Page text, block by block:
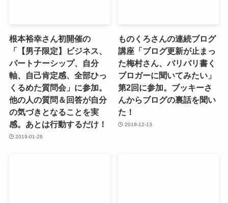
根本裕幸さん初開催の
「【男子限定】ビジネス、
パートナーシップ、自分
軸、自己肯定感、全部ひっ
くるめた質問会」に参加。
他の人の質問＆回答が自分
の気づきとなることを実
感。あとは行動するだけ！
2019-01-26
ものくろさんの連続ブログ
講座「ブログ更新が止まっ
た梅村さん、バリバリ書く
ブロガーに聞いてみたい」
第2回に参加。ブッキーさ
んからブログの裏話を聞い
た！
2018-12-13